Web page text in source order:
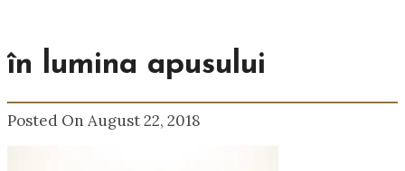
în lumina apusului
Posted On August 22, 2018